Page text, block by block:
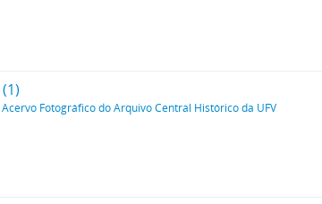
Acervo Fotográfico do Arquivo Central Histórico da UFV